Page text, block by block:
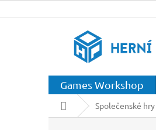
na
Games Workshop
Domů Společenské hry